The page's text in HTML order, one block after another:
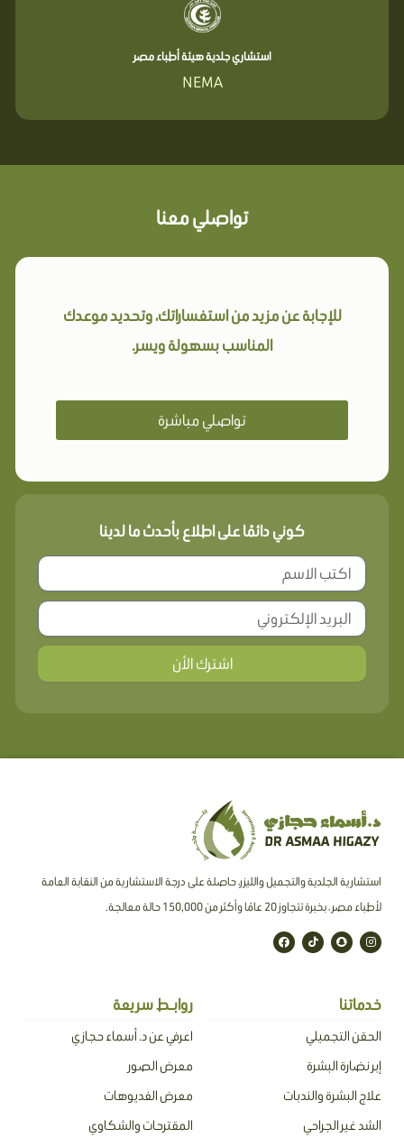
استشاري جلدية هيئة أطباء مصر
NEMA
تواصلي معنا
للإجابة عن مزيد من استفساراتك، وتحديد موعدك
المناسب بسهولة ويسر.
تواصلي مباشرة
كوني دائمًا على اطلاع بأحدث ما لدينا
اشترك الأن
استشارية الجلدية والتجميل والليزر، حاصلة على درجة الاستشارية من النقابة العامة
لأطباء مصر ، بخبرة تتجاوز 20 عامًا وأكثر من 150,000 حالة معالجة.
I
n
s
a
S
n
a
a
t
T
i
k
F
a
c
خدماتنا
الحقن التجميلي
إبر نضارة البشرة
علاج البشرة والندبات
الشد غير الجراحي
روابـط سريعة
اعرفي عن د. أسماء حجازي
معرض الصور
معرض الفديوهات
المقترحات والشكاوي